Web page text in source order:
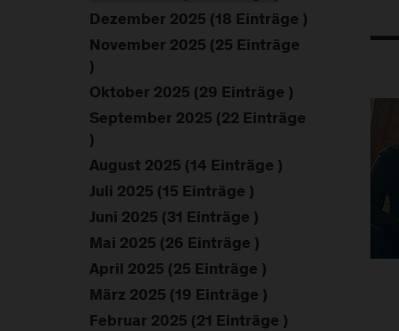
Dezember 2025 (18 Einträge )
November 2025 (25 Einträge
)
Oktober 2025 (29 Einträge )
September 2025 (22 Einträge
)
August 2025 (14 Einträge )
Juli 2025 (15 Einträge )
Juni 2025 (31 Einträge )
Mai 2025 (26 Einträge )
April 2025 (25 Einträge )
März 2025 (19 Einträge )
Februar 2025 (21 Einträge )